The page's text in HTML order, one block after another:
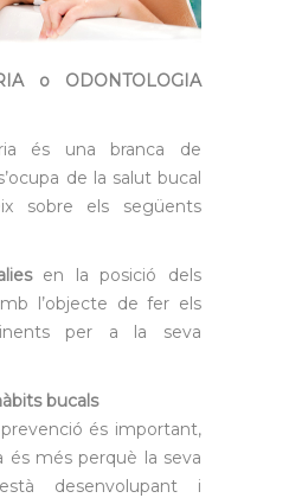
o ODONTOLOGIA
és una branca de
de la salut bucal
sobre els següents
en la posició dels
l’objecte de fer els
per a la seva
bucals
és important,
és més perquè la seva
desenvolupant i